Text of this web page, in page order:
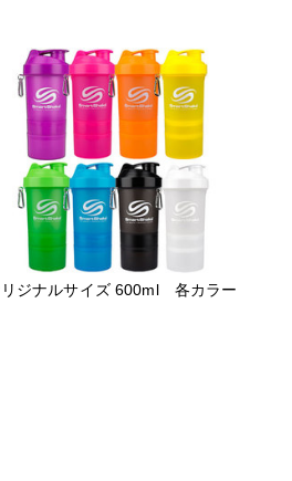
リジナルサイズ 600ml 各カラー